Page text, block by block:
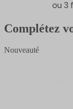
Complétez
Nouveauté